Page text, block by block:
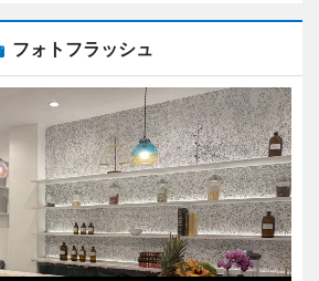
フォトフラッシュ